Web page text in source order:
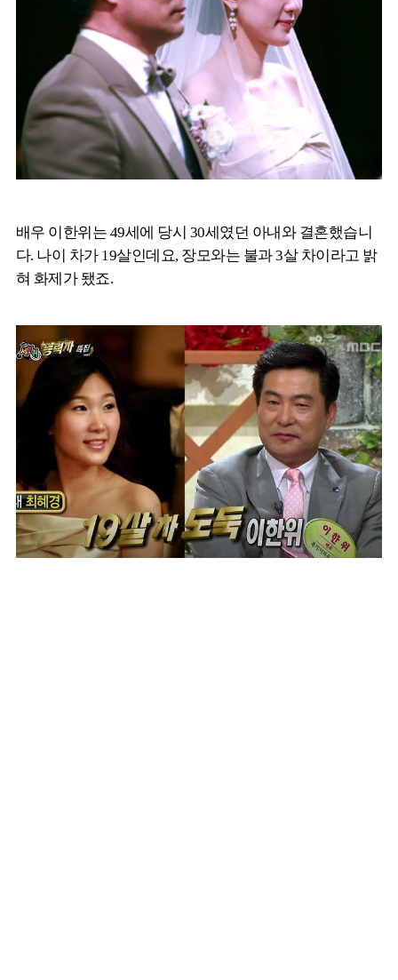
배우 이한위는 49세에 당시 30세였던 아내와 결혼했습니
다. 나이 차가 19살인데요, 장모와는 불과 3살 차이라고 밝
혀 화제가 됐죠.